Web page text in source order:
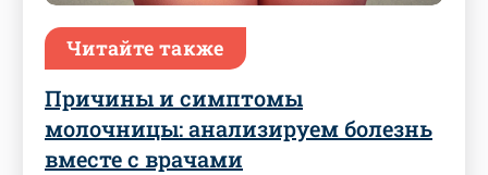
Читайте также
Причины и симптомы
молочницы: анализируем болезнь
вместе с врачами